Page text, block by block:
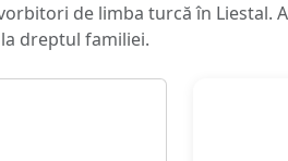
de limba turcă în
dreptul familiei.